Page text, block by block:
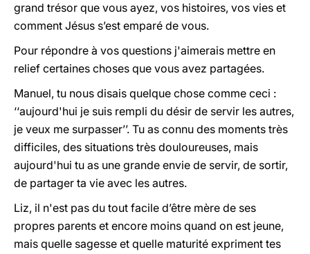
grand trésor que vous ayez, vos histoires, vos vies et
comment Jésus s’est emparé de vous.
Pour répondre à vos questions j'aimerais mettre en
relief certaines choses que vous avez partagées.
Manuel, tu nous disais quelque chose comme ceci :
‘‘aujourd'hui je suis rempli du désir de servir les autres,
je veux me surpasser’’. Tu as connu des moments très
difficiles, des situations très douloureuses, mais
aujourd'hui tu as une grande envie de servir, de sortir,
de partager ta vie avec les autres.
Liz, il n'est pas du tout facile d’être mère de ses
propres parents et encore moins quand on est jeune,
mais quelle sagesse et quelle maturité expriment tes